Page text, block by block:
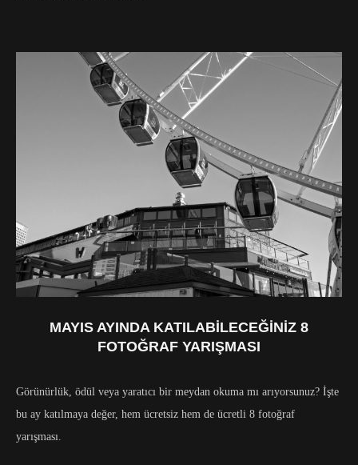
MAYIS AYINDA KATILABILECEĞINIZ 8
FOTOĞRAF YARIŞMASI
Görünürlük, ödül veya yaratıcı bir meydan okuma mı arıyorsunuz? İşte
bu ay katılmaya değer, hem ücretsiz hem de ücretli 8 fotoğraf
yarışması.